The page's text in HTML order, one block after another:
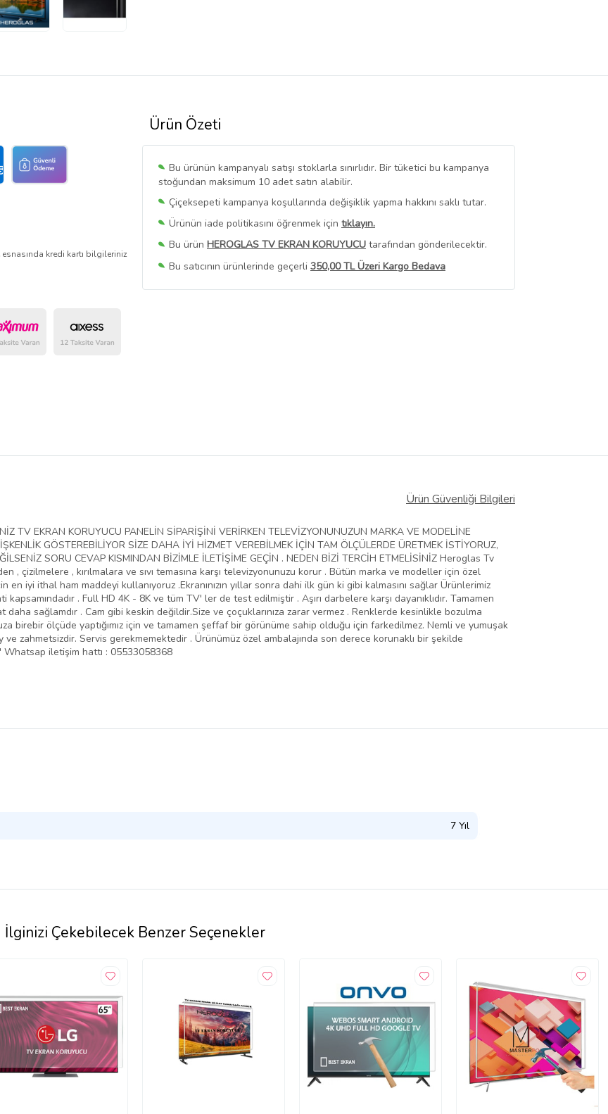
Ürün Özeti
Bu ürünün kampanyalı satışı stoklarla sınırlıdır. Bir tüketici bu kampanya
stoğundan maksimum 10 adet satın alabilir.
Çiçeksepeti kampanya koşullarında değişiklik yapma hakkını saklı tutar.
Ürünün iade politikasını öğrenmek için tıklayın.
Bu ürün HEROGLAS TV EKRAN KORUYUCU tarafından gönderilecektir.
Bu satıcının ürünlerinde geçerli 350,00 TL Üzeri Kargo Bedava
Bu SatıcınınTüm Ürünlerini Görüntüle
kredi kartı bilgileriniz
Ürün Güvenliği Bilgileri
TV EKRAN KORUYUCU PANELİN SİPARİŞİNİ VERİRKEN TELEVİZYONUNUZUN MARKA VE MODELİNE
GÖSTEREBİLİYOR SİZE DAHA İYİ HİZMET VEREBİLMEK İÇİN TAM ÖLÇÜLERDE ÜRETMEK İSTİYORUZ,
SORU CEVAP KISMINDAN BİZİMLE İLETİŞİME GEÇİN . NEDEN BİZİ TERCİH ETMELİSİNİZ Heroglas Tv
, çizilmelere , kırılmalara ve sıvı temasına karşı televizyonunuzu korur . Bütün marka ve modeller için özel
en iyi ithal ham maddeyi kullanıyoruz .Ekranınızın yıllar sonra dahi ilk gün ki gibi kalmasını sağlar Ürünlerimiz
. Full HD 4K - 8K ve tüm TV' ler de test edilmiştir . Aşırı darbelere karşı dayanıklıdır. Tamamen
sağlamdır . Cam gibi keskin değildir.Size ve çoçuklarınıza zarar vermez . Renklerde kesinlikle bozulma
birebir ölçüde yaptığımız için ve tamamen şeffaf bir görünüme sahip olduğu için farkedilmez. Nemli ve yumuşak
zahmetsizdir. Servis gerekmemektedir . Ürünümüz özel ambalajında son derece korunaklı bir şekilde
Whatsap iletişim hattı : 05533058368
7 Yıl
İlginizi Çekebilecek Benzer Seçenekler